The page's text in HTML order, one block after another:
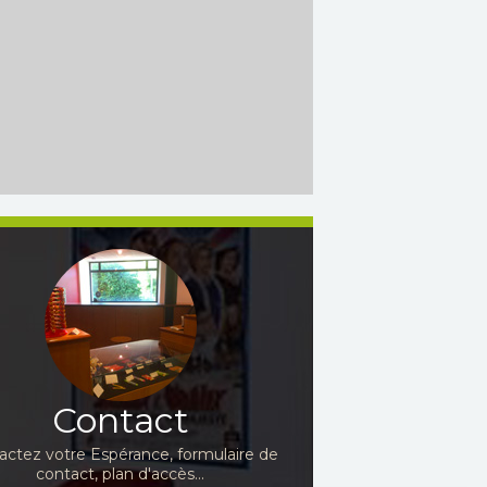
Contact
votre Espérance, formulaire de
contact, plan d'accès...